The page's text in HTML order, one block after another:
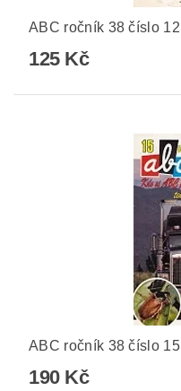
ABC ročník 38 číslo 12
125 Kč
ABC ročník 38 číslo 15
190 Kč